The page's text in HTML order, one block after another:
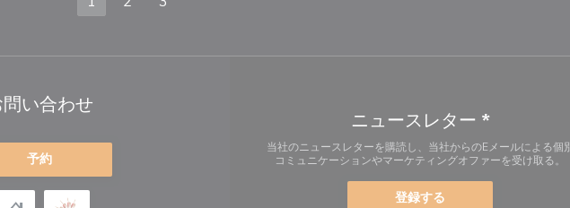
問い合わせ
予約
ニュースレター *
当社のニュースレターを購読し、当社からのEメールによる個
コミュニケーションやマーケティングオファーを受け取る。
登録する